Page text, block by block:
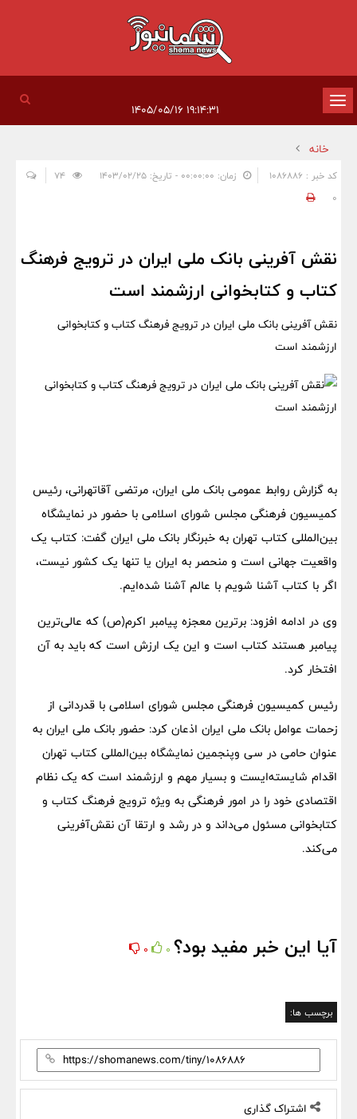
تغییر
وضعیت
ناوبری
خانه
کد خبر : 1086886 زمان: ۰۰:۰۰:۰۰ - تاریخ: ۱۴۰۳/۰۲/۲۵
0
نقش آفرینی بانک ملی ایران در ترویج فرهنگ
کتاب و کتابخوانی ارزشمند است
نقش آفرینی بانک ملی ایران در ترویج فرهنگ کتاب و کتابخوانی
ارزشمند است
به گزارش روابط‌ عمومی بانک ملی ایران، مرتضی آقاتهرانی، رئیس
کمیسیون فرهنگی مجلس شورای اسلامی با حضور در نمایشگاه
بین‌المللی کتاب تهران به خبرنگار بانک ملی ایران گفت: کتاب یک
واقعیت جهانی است و منحصر به ایران یا تنها یک کشور نیست،
اگر با کتاب آشنا شویم با عالم آشنا شده‌ایم.
وی در ادامه افزود: برترین معجزه پیامبر اکرم(ص) که عالی‌ترین
پیامبر هستند کتاب است و این یک ارزش است که باید به آن
افتخار کرد.
رئیس کمیسیون فرهنگی مجلس شورای اسلامی با قدردانی از
زحمات عوامل بانک ملی ایران اذعان کرد: حضور بانک ملی‌ ایران به
عنوان حامی در سی وپنجمین نمایشگاه بین‌المللی کتاب تهران
اقدام شایسته‌ایست و بسیار مهم و ارزشمند است که یک نظام
اقتصادی خود را در امور فرهنگی به ویژه ترویج فرهنگ کتاب و
کتابخوانی مسئول می‌داند و در رشد و ارتقا آن نقش‌آفرینی
می‌کند.
آیا این خبر مفید بود؟ 0
0
برچسب ها:
اشتراک گذاری